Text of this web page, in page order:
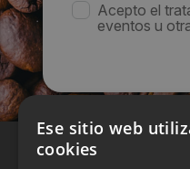
Acepto el
eventos u
Ese sitio web
cookies